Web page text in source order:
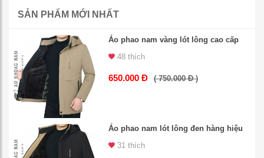
SẢN PHẨM MỚI NHẤT
Áo phao nam vàng lót lông cao cấp
48 thích
650.000 Đ ( 750.000 Đ )
Áo phao nam lót lông đen hàng hiệu
31 thích